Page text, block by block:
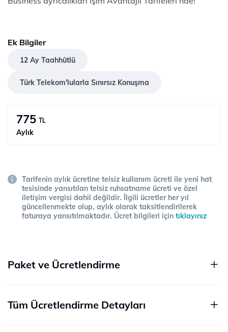
Ek Bilgiler
12 Ay Taahhütlü
Türk Telekom'lularla Sınırsız Konuşma
775 TL
Aylık
Tarifenin aylık ücretine telsiz kullanım ücreti ile yeni hat
tesisinde yansıtılan telsiz ruhsatname ücreti ve özel
iletişim vergisi dahil değildir. İlgili ücretler her yıl
güncellenmekte olup, aylık olarak taksitlendirilerek
faturaya yansıtılmaktadır. Ücret bilgileri için tıklayınız
Paket ve Ücretlendirme
Tüm Ücretlendirme Detayları